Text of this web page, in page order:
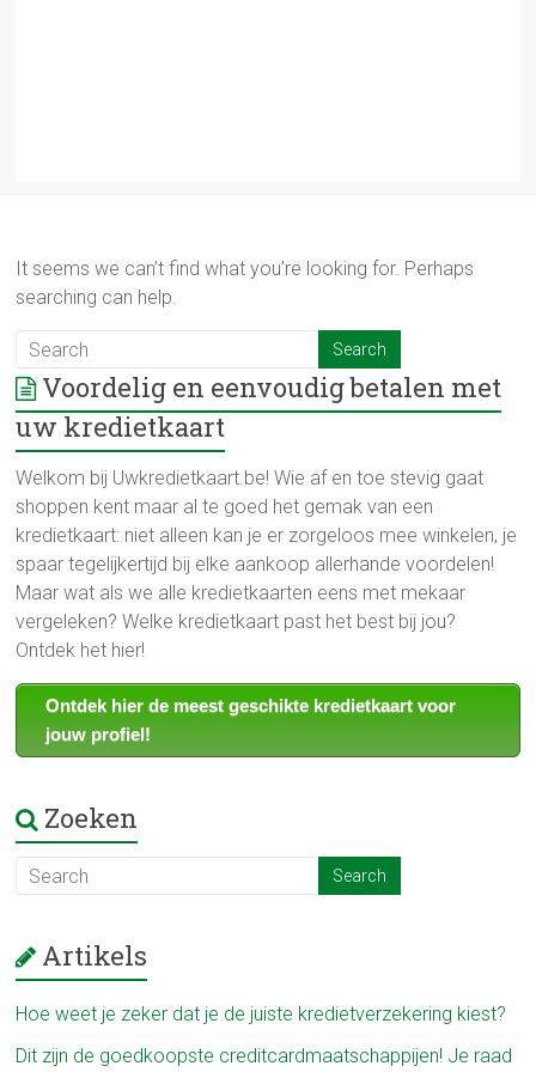
It seems we can’t find what you’re looking for. Perhaps
searching can help.
Voordelig en eenvoudig betalen met
uw kredietkaart
Welkom bij Uwkredietkaart.be! Wie af en toe stevig gaat
shoppen kent maar al te goed het gemak van een
kredietkaart: niet alleen kan je er zorgeloos mee winkelen, je
spaar tegelijkertijd bij elke aankoop allerhande voordelen!
Maar wat als we alle kredietkaarten eens met mekaar
vergeleken? Welke kredietkaart past het best bij jou?
Ontdek het hier!
Ontdek hier de meest geschikte kredietkaart voor
jouw profiel!
Zoeken
Artikels
Hoe weet je zeker dat je de juiste kredietverzekering kiest?
Dit zijn de goedkoopste creditcardmaatschappijen! Je raad